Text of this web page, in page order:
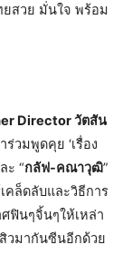
ยสวย มั่นใจ พร้อม
Director วัตสัน
วมพูดคุย ‘เรื่อง
ะ “กลัฟ-คณาวุฒิ”
ล็ดลับและวิธีการ
ฟินๆจิ้นๆให้เหล่า
วมากันซีนอีกด้วย